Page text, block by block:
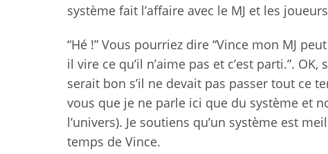
système fait l’affaire avec le MJ et les
“Hé !” Vous pourriez dire “Vince mon MJ
il vire ce qu’il n’aime pas et c’est parti.”.
serait bon s’il ne devait pas passer tout ce
vous que je ne parle ici que du système et
l’univers). Je soutiens qu’un système est
temps de Vince.